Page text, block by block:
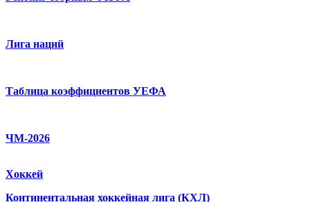
Лига наций
Таблица коэффициентов УЕФА
ЧМ-2026
Хоккей
Континентальная хоккейная лига (КХЛ)